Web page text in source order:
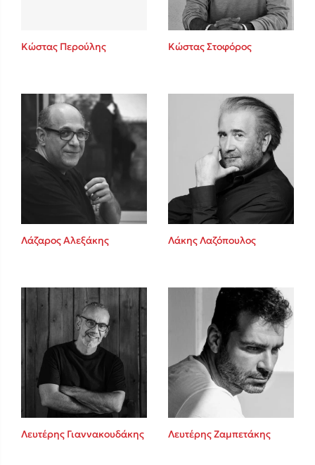
Κώστας Περούλης Κώστας Στοφόρος
Λάζαρος Αλεξάκης Λάκης Λαζόπουλος
Λευτέρης Γιαννακουδάκης Λευτέρης Ζαμπετάκης